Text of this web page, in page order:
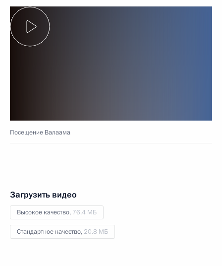
Посещение Валаама
Загрузить видео
Высокое качество, 76.4 МБ
Стандартное качество, 20.8 МБ